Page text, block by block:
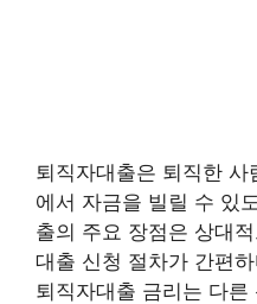
퇴직자대출은 퇴직한
에서 자금을 빌릴 수 있
출의 주요 장점은 상대
대출 신청 절차가 간편
퇴직자대출 금리는 다른